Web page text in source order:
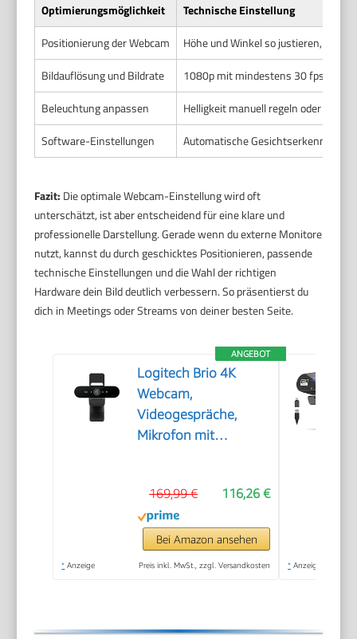
Optimierungsmöglichkeit
Technische Einstellung
Positionierung der Webcam
Höhe und Winkel so justieren, dass
Bildauflösung und Bildrate
1080p mit mindestens 30 fps für
Beleuchtung anpassen
Helligkeit manuell regeln oder
Software-Einstellungen
Automatische Gesichtserkennung,
Fazit: Die optimale Webcam-Einstellung wird oft
unterschätzt, ist aber entscheidend für eine klare und
professionelle Darstellung. Gerade wenn du externe Monitore
nutzt, kannst du durch geschicktes Positionieren, passende
technische Einstellungen und die Wahl der richtigen
Hardware dein Bild deutlich verbessern. So präsentierst du
dich in Meetings oder Streams von deiner besten Seite.
ANGEBOT
Logitech Brio 4K
Webcam,
Videogespräche,
Mikrofon mit
116,26 €
169,99 €
Bei Amazon ansehen
* Anzeige Preis inkl. MwSt., zzgl. Versandkosten * Anzeige